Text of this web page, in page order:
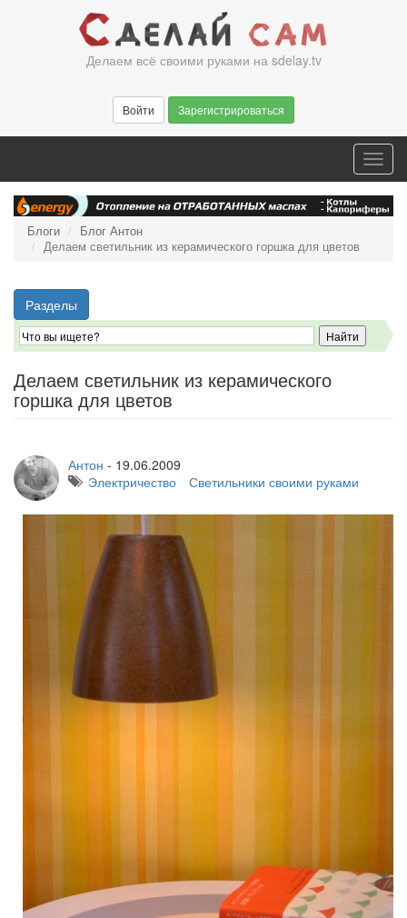
Делаем всё своими руками на sdelay.tv
Войти Зарегистрироваться
Блоги
Блог Антон
Делаем светильник из керамического горшка для цветов
Разделы
Делаем светильник из керамического
горшка для цветов
Антон - 19.06.2009
Электричество
Светильники своими руками